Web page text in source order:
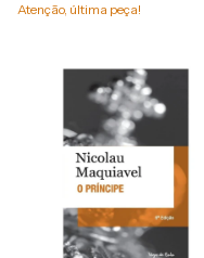
Atenção, última peça!